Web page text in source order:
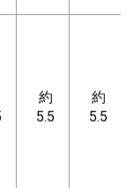
約
5.5
約
5.5